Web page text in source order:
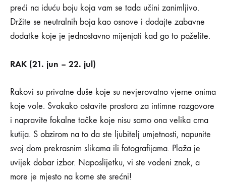
preći na iduću boju koja vam se tada učini zanimljivo.
Držite se neutralnih boja kao osnove i dodajte zabavne
dodatke koje je jednostavno mijenjati kad go to poželite.
RAK (21. jun – 22. jul)
Rakovi su privatne duše koje su nevjerovatno vjerne onima
koje vole. Svakako ostavite prostora za intimne razgovore
i napravite fokalne tačke koje nisu samo ona velika crna
kutija. S obzirom na to da ste ljubitelj umjetnosti, napunite
svoj dom prekrasnim slikama ili fotografijama. Plaža je
uvijek dobar izbor. Naposlijetku, vi ste vodeni znak, a
more je mjesto na kome ste srećni!